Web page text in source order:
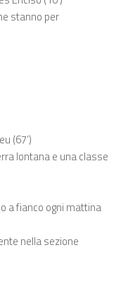
stanno per
(67’)
lontana e una classe
a fianco ogni mattina
nella sezione